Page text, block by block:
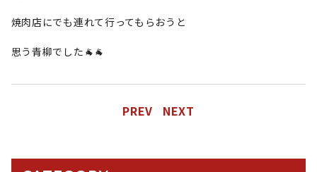
焼肉店にでも連れて行ってもらおうと
思う青柳でした🐐🐐
PREV NEXT